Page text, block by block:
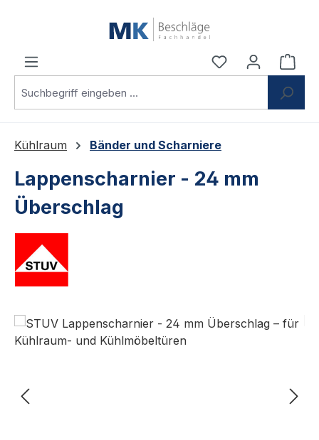
Du hast 0
Kühlraum Bänder und Scharniere
Lappenscharnier - 24 mm
Überschlag